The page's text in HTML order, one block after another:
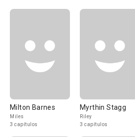
Milton Barnes
Miles
3 capítulos
Myrthin Stagg
Riley
3 capítulos